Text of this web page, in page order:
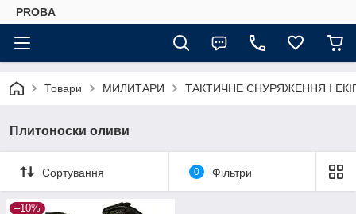
PROBA
Товари МИЛИТАРИ ТАКТИЧНЕ СНУРЯЖЕННЯ І
Плитоноски оливи
Сортування 0 Фільтри
–10%